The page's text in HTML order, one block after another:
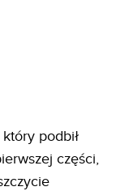
podbił
części,